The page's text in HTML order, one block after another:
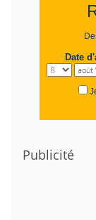
Date
Publicité